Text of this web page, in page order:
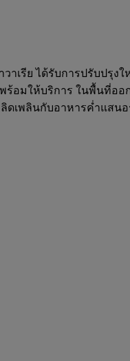
าวาเรีย ได้รับการปรับ
ร้อมให้บริการ ในพื้นที่อ
ดเพลินกับอาหารค่ำแสน